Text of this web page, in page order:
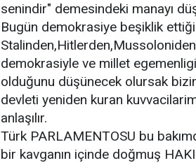
senindir" demesindeki manayı
Bugün demokrasiye beşiklik
demokrasiyle ve millet
olduğunu düşünecek olursak
devleti yeniden kuran
anlaşılır.
Türk PARLAMENTOSU bu
bir kavganın içinde doğmuş